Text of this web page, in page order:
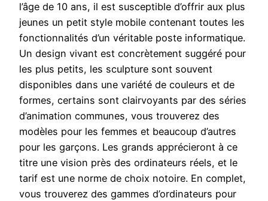
l’âge de 10 ans, il est susceptible d’offrir aux plus
jeunes un petit style mobile contenant toutes les
fonctionnalités d’un véritable poste informatique.
Un design vivant est concrètement suggéré pour
les plus petits, les sculpture sont souvent
disponibles dans une variété de couleurs et de
formes, certains sont clairvoyants par des séries
d’animation communes, vous trouverez des
modèles pour les femmes et beaucoup d’autres
pour les garçons. Les grands apprécieront à ce
titre une vision près des ordinateurs réels, et le
tarif est une norme de choix notoire. En complet,
vous trouverez des gammes d’ordinateurs pour